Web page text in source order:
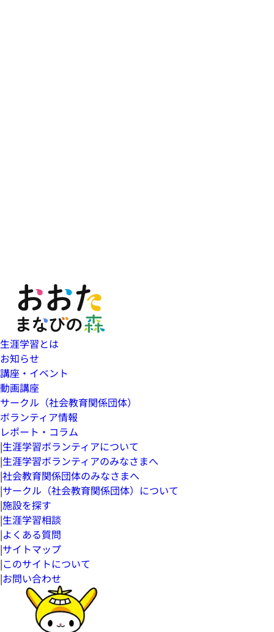
生涯学習とは
お知らせ
講座・イベント
動画講座
サークル（社会教育関係団体）
ボランティア情報
レポート・コラム
|生涯学習ボランティアについて
|生涯学習ボランティアのみなさまへ
|社会教育関係団体のみなさまへ
|サークル（社会教育関係団体）について
|施設を探す
|生涯学習相談
|よくある質問
|サイトマップ
|このサイトについて
|お問い合わせ